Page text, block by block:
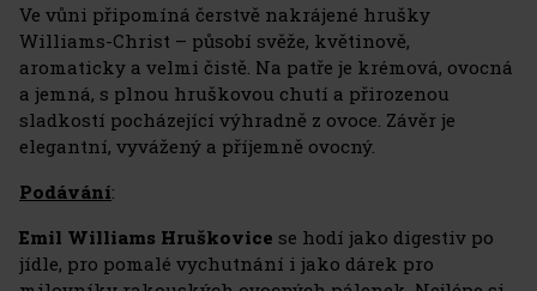
Ve vůni připomíná čerstvě nakrájené hrušky
Williams-Christ – působí svěže, květinově,
aromaticky a velmi čistě. Na patře je krémová, ovocná
a jemná, s plnou hruškovou chutí a přirozenou
sladkostí pocházející výhradně z ovoce. Závěr je
elegantní, vyvážený a příjemně ovocný.
Podávání:
Emil Williams Hruškovice se hodí jako digestiv po
jídle, pro pomalé vychutnání i jako dárek pro